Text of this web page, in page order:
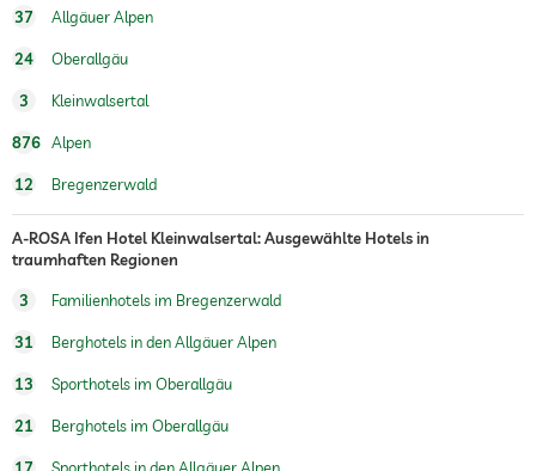
Schneeschuhwandern
Winterwanderungen
Bahnlänge 25 m
Ganzjährig geöffnet, Kostenlos
37 Allgäuer Alpen
24 Oberallgäu
3 Kleinwalsertal
876 Alpen
12 Bregenzerwald
A-ROSA Ifen Hotel Kleinwalsertal: Ausgewählte Hotels in
traumhaften Regionen
3 Familienhotels im Bregenzerwald
31 Berghotels in den Allgäuer Alpen
13 Sporthotels im Oberallgäu
21 Berghotels im Oberallgäu
17 Sporthotels in den Allgäuer Alpen